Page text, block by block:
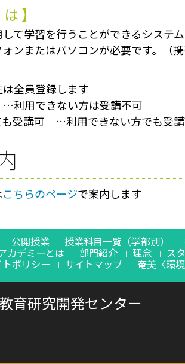
】
て学習を行うことができるシステム
ンまたはパソコンが必要です。（携
全員登録します
利用できない方は受講不可
も受講可 …利用できない方でも受
こちらのページで案内します
公開授業 授業科目一覧（学部別）
カデミーとは 部門紹介 理念 ス
ポリシー サイトマップ 奄美〈環
育研究開発センター